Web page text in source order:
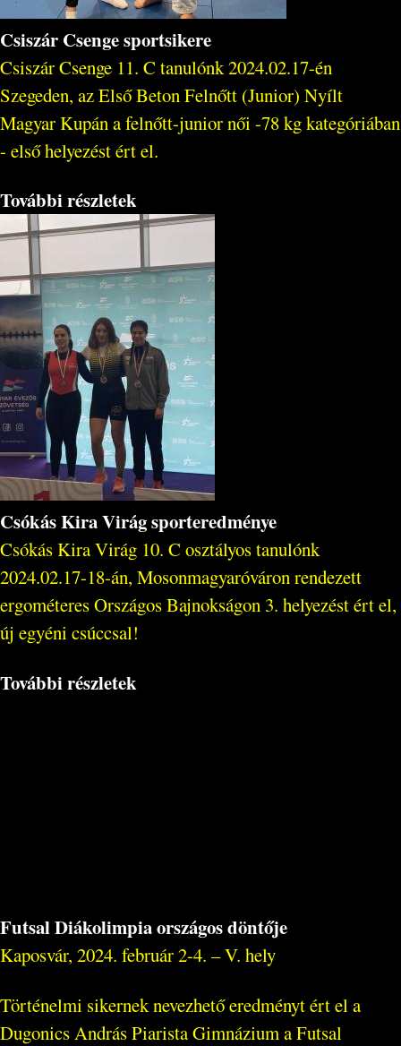
Csiszár Csenge sportsikere
Csiszár Csenge 11. C tanulónk 2024.02.17-én
Szegeden, az Első Beton Felnőtt (Junior) Nyílt
Magyar Kupán a felnőtt-junior női -78 kg kategóriában
- első helyezést ért el.
További részletek
Csókás Kira Virág sporteredménye
Csókás Kira Virág 10. C osztályos tanulónk
2024.02.17-18-án, Mosonmagyaróváron rendezett
ergométeres Országos Bajnokságon 3. helyezést ért el,
új egyéni csúccsal!
További részletek
Futsal Diákolimpia országos döntője
Kaposvár, 2024. február 2-4. – V. hely
Történelmi sikernek nevezhető eredményt ért el a
Dugonics András Piarista Gimnázium a Futsal